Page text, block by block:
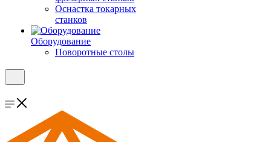
Оснастка токарных
станков
Оборудование
Поворотные столы